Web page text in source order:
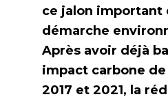
ce jalon important
démarche
Après avoir déjà
impact carbone de
2017 et 2021, la